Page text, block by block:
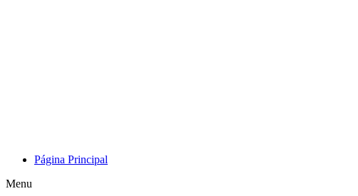
Página Principal
Menu